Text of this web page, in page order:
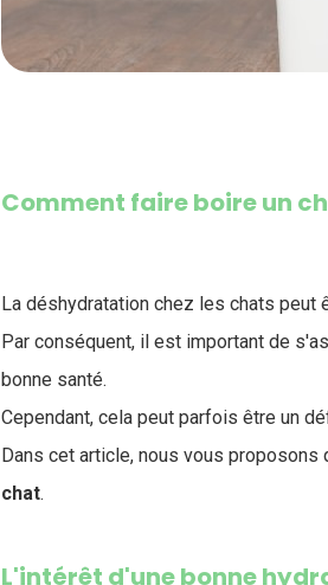
Comment faire boire un
La déshydratation chez les chats peut
Par conséquent, il est important de
bonne santé.
Cependant, cela peut parfois être un
Dans cet article, nous vous
chat.
L'intérêt d'une bonne